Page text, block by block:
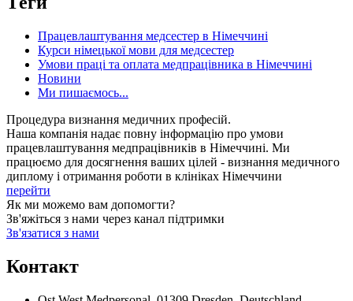
Працевлаштування медсестер в Німеччині
Курси німецької мови для медсестер
Умови праці та оплата медпрацівника в Німеччині
Новини
Ми пишаємось...
Процедура визнання медичних професій.
Наша компанія надає повну інформацію про умови
працевлаштування медпрацівників в Німеччині. Ми
працюємо для досягнення ваших цілей - визнання медичного
диплому і отримання роботи в клініках Німеччини
перейти
Як ми можемо вам допомогти?
Зв'яжіться з нами через канал підтримки
Зв'язатися з нами
Контакт